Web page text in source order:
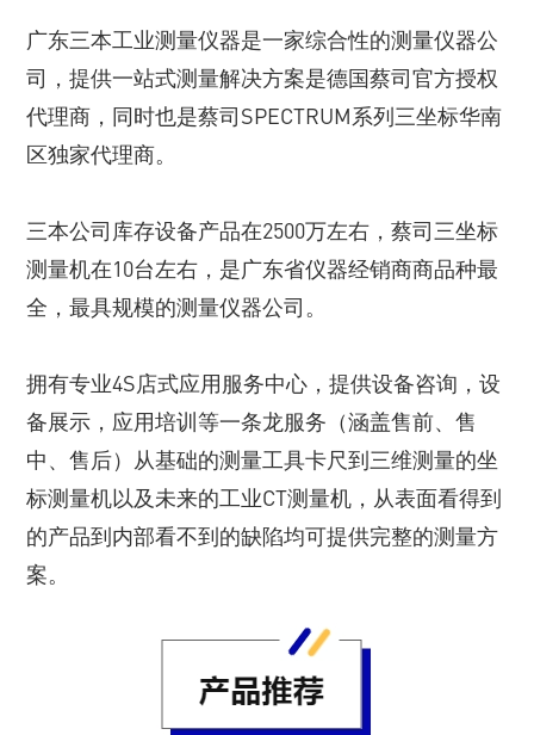
广东三本工业测量仪器是一家综合性的测量仪器公
司，提供一站式测量解决方案是德国蔡司官方授权
代理商，同时也是蔡司SPECTRUM系列三坐标华南
区独家代理商。
三本公司库存设备产品在2500万左右，蔡司三坐标
测量机在10台左右，是广东省仪器经销商商品种最
全，最具规模的测量仪器公司。
拥有专业4S店式应用服务中心，提供设备咨询，设
备展示，应用培训等一条龙服务（涵盖售前、售
中、售后）从基础的测量工具卡尺到三维测量的坐
标测量机以及未来的工业CT测量机，从表面看得到
的产品到内部看不到的缺陷均可提供完整的测量方
案。